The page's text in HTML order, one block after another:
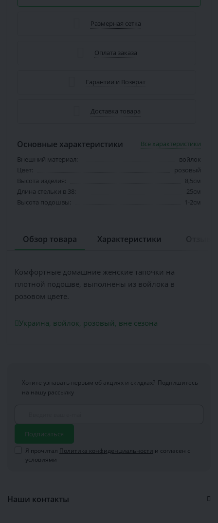
Размерная сетка
Оплата заказа
Гарантии и Возврат
Доставка товара
Основные характеристики
Все характеристики
Внешний материал:
войлок
Цвет:
розовый
Высота изделия:
8,5см
Длина стельки в 38:
25см
Высота подошвы:
1-2см
Обзор товара Характеристики
Комфортные домашние женские тапочки на
плотной подошве, выполнены из войлока в
розовом цвете.
Украина, войлок, розовый, вне сезона
Хотите узнавать первым об акциях и скидках? Подпишитесь
на нашу рассылку
Подписаться
Я прочитал Политика конфиденциальности и согласен с
условиями
Наши контакты